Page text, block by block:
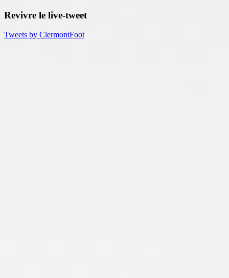
Revivre le live-tweet
Tweets by ClermontFoot